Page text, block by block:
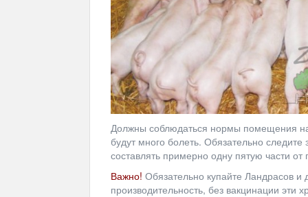
Должны соблюдаться нормы помещения
будут много болеть. Обязательно
составлять примерно одну пятую части
Важно! Обязательно купайте Ландрасов
производительность, без вакцинации